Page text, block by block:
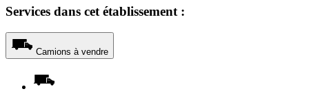
Services dans cet établissement :
Camions à vendre